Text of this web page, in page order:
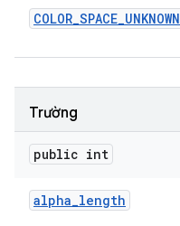
COLOR_SPACE_UNKNOWN
Trường
public int
alpha_length